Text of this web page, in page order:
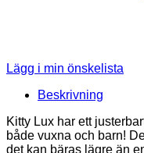
Lägg i min önskelista
Beskrivning
Kitty Lux har ett
både vuxna och barn!
det kan bäras lägre än